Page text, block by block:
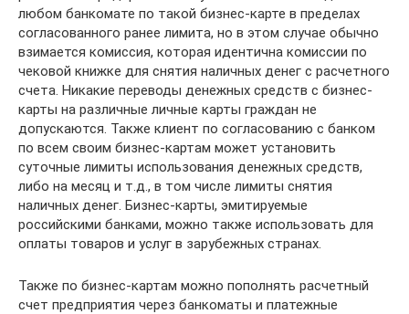
любом банкомате по такой бизнес-карте в пределах
согласованного ранее лимита, но в этом случае обычно
взимается комиссия, которая идентична комиссии по
чековой книжке для снятия наличных денег с расчетного
счета. Никакие переводы денежных средств с бизнес-
карты на различные личные карты граждан не
допускаются. Также клиент по согласованию с банком
по всем своим бизнес-картам может установить
суточные лимиты использования денежных средств,
либо на месяц и т.д., в том числе лимиты снятия
наличных денег. Бизнес-карты, эмитируемые
российскими банками, можно также использовать для
оплаты товаров и услуг в зарубежных странах.
Также по бизнес-картам можно пополнять расчетный
счет предприятия через банкоматы и платежные